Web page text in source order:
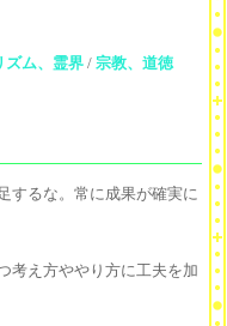
ズム、霊界/ 宗教、道徳
するな。常に成果が確実に
考え方ややり方に工夫を加